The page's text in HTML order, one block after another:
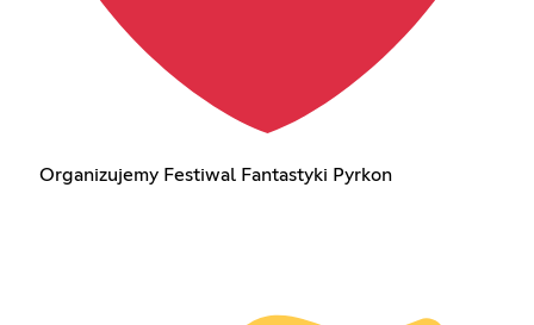
Organizujemy Festiwal Fantastyki Pyrkon